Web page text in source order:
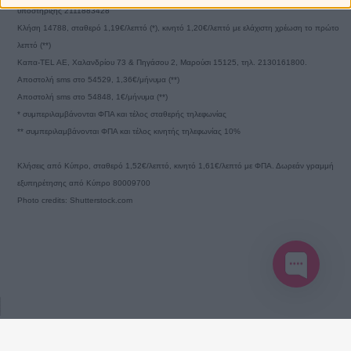
υποστήριξης 2111883428
Κλήση 14788, σταθερό 1,19€/λεπτό (*), κινητό 1,20€/λεπτό με ελάχιστη χρέωση το πρώτο
λεπτό (**)
Καπα-TEL AE, Χαλανδρίου 73 & Πηγάσου 2, Μαρούσι 15125, τηλ. 2130161800.
Αποστολή sms στο 54529, 1,36€/μήνυμα (**)
Αποστολή sms στο 54848, 1€/μήνυμα (**)
* συμπεριλαμβάνονται ΦΠΑ και τέλος σταθερής τηλεφωνίας
** συμπεριλαμβάνονται ΦΠΑ και τέλος κινητής τηλεφωνίας 10%
Κλήσεις από Κύπρο, σταθερό 1,52€/λεπτό, κινητό 1,61€/λεπτό με ΦΠΑ. Δωρεάν γραμμή
εξυπηρέτησης από Κύπρο 80009700
Photo credits: Shutterstock.com